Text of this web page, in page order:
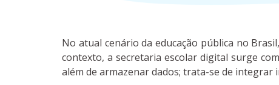
No atual cenário da educação pública no
contexto, a secretaria escolar digital surge
além de armazenar dados; trata-se de